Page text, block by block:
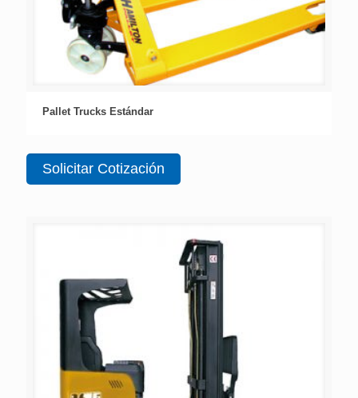
Pallet Trucks Estándar
Solicitar Cotización